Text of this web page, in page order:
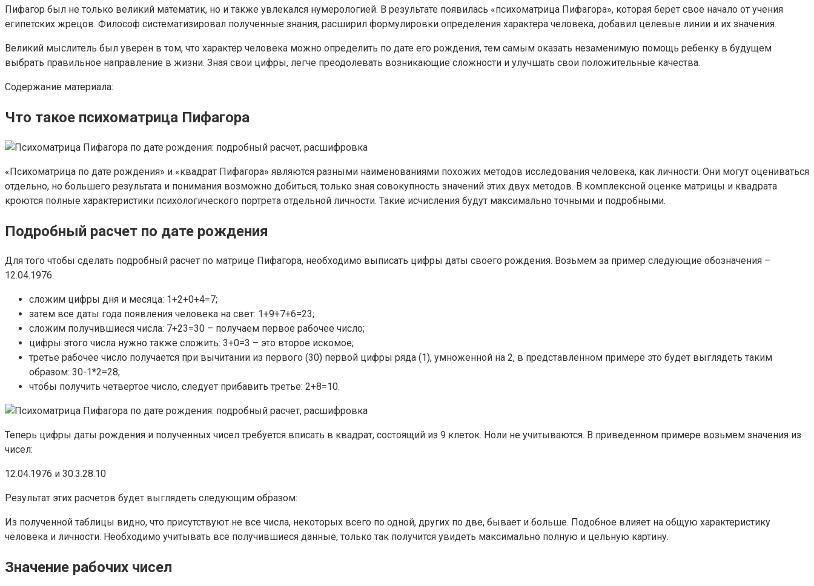
Пифагор был не только великий математик, но и также увлекался нумерологией. В результате появилась «психоматрица Пифагора», которая берет свое начало от учения
египетских жрецов. Философ систематизировал полученные знания, расширил формулировки определения характера человека, добавил целевые линии и их значения.
Великий мыслитель был уверен в том, что характер человека можно определить по дате его рождения, тем самым оказать незаменимую помощь ребенку в будущем
выбрать правильное направление в жизни. Зная свои цифры, легче преодолевать возникающие сложности и улучшать свои положительные качества.
Содержание материала:
Что такое психоматрица Пифагора
«Психоматрица по дате рождения» и «квадрат Пифагора» являются разными наименованиями похожих методов исследования человека, как личности. Они могут оцениваться
отдельно, но большего результата и понимания возможно добиться, только зная совокупность значений этих двух методов. В комплексной оценке матрицы и квадрата
кроются полные характеристики психологического портрета отдельной личности. Такие исчисления будут максимально точными и подробными.
Подробный расчет по дате рождения
Для того чтобы сделать подробный расчет по матрице Пифагора, необходимо выписать цифры даты своего рождения. Возьмем за пример следующие обозначения –
12.04.1976.
сложим цифры дня и месяца: 1+2+0+4=7;
затем все даты года появления человека на свет: 1+9+7+6=23;
сложим получившиеся числа: 7+23=30 – получаем первое рабочее число;
цифры этого числа нужно также сложить: 3+0=3 – это второе искомое;
третье рабочее число получается при вычитании из первого (30) первой цифры ряда (1), умноженной на 2, в представленном примере это будет выглядеть таким
образом: 30-1*2=28;
чтобы получить четвертое число, следует прибавить третье: 2+8=10.
Теперь цифры даты рождения и полученных чисел требуется вписать в квадрат, состоящий из 9 клеток. Ноли не учитываются. В приведенном примере возьмем значения из
чисел:
12.04.1976 и 30.3.28.10
Результат этих расчетов будет выглядеть следующим образом:
Из полученной таблицы видно, что присутствуют не все числа, некоторых всего по одной, других по две, бывает и больше. Подобное влияет на общую характеристику
человека и личности. Необходимо учитывать все получившиеся данные, только так получится увидеть максимально полную и цельную картину.
Значение рабочих чисел